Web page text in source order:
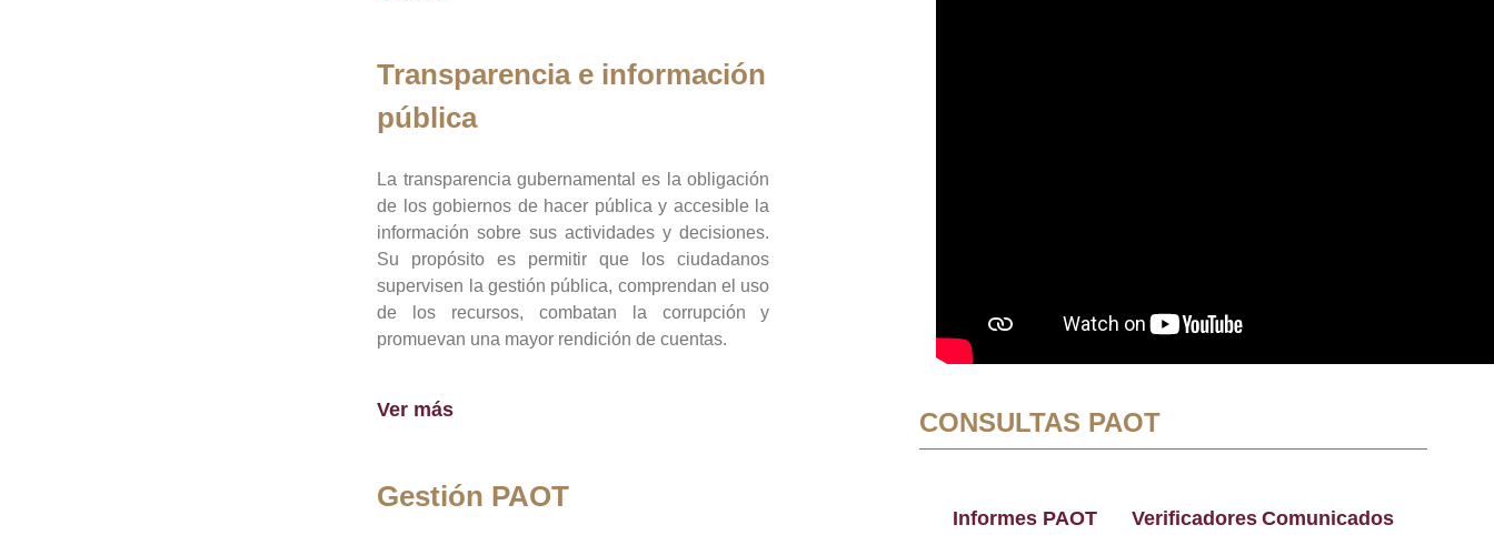
Transparencia e información
pública
La transparencia gubernamental es la obligación
de los gobiernos de hacer pública y accesible la
información sobre sus actividades y decisiones.
Su propósito es permitir que los ciudadanos
supervisen la gestión pública, comprendan el uso
de los recursos, combatan la corrupción y
promuevan una mayor rendición de cuentas.
Ver más
Gestión PAOT
CONSULTAS PAOT
Informes PAOT
Verificadores Comunicados